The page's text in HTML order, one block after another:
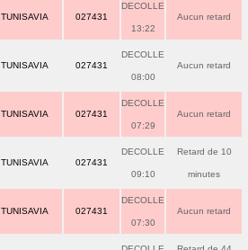
TUNISAVIA 027431
DECOLLE
13:22
Aucun retard
TUNISAVIA 027431
DECOLLE
08:00
Aucun retard
TUNISAVIA 027431
DECOLLE
07:29
Aucun retard
TUNISAVIA 027431
DECOLLE
09:10
Retard de 10
minutes
TUNISAVIA 027431
DECOLLE
07:30
Aucun retard